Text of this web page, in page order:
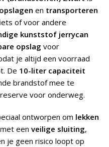
opslagen en transporteren
of voor andere
kunststof jerrycan
opslag voor
je altijd een voorraad
De 10-liter capaciteit
brandstof mee te
voor onderweg.
ontworpen om lekken
een veilige sluiting,
je geen risico loopt op